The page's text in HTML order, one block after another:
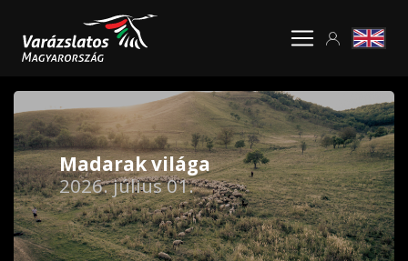
Madarak világa
2026. július 01.